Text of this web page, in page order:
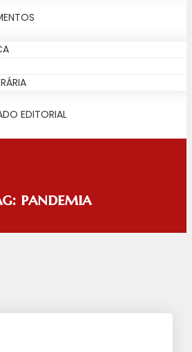
EDITORIAL
pandemia